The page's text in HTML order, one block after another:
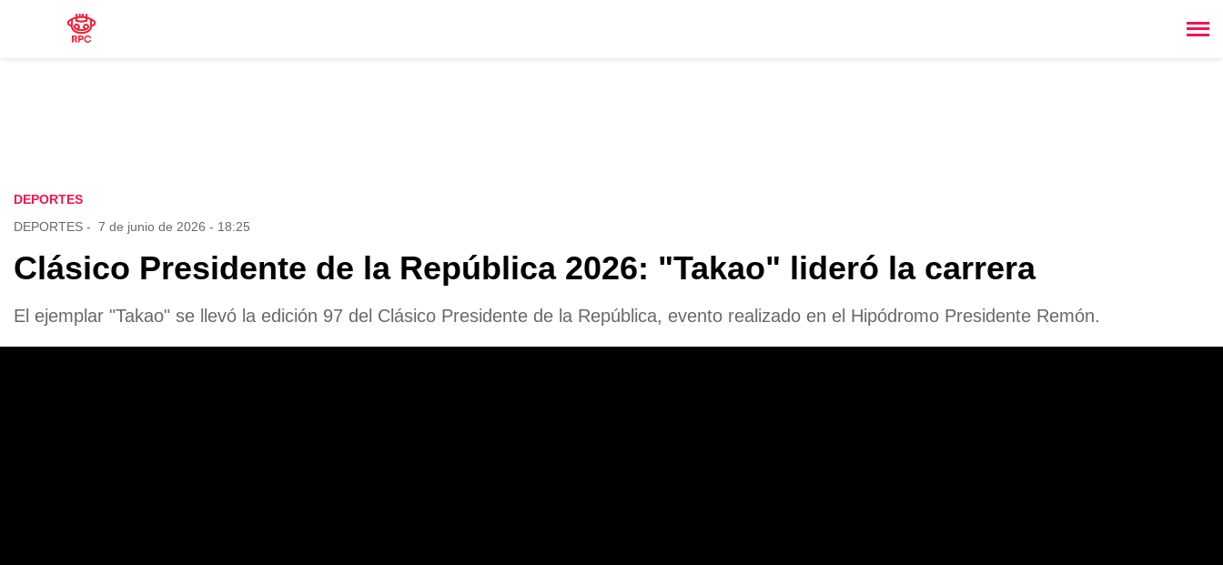
DEPORTES
DEPORTES - 7 de junio de 2026 - 18:25
Clásico Presidente de la República 2026: "Takao" lideró la carrera
El ejemplar "Takao" se llevó la edición 97 del Clásico Presidente de la República, evento realizado en el Hipódromo Presidente Remón.